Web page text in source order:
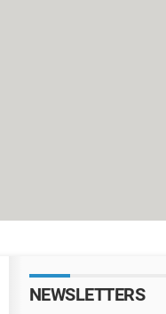
NEWSLETTERS